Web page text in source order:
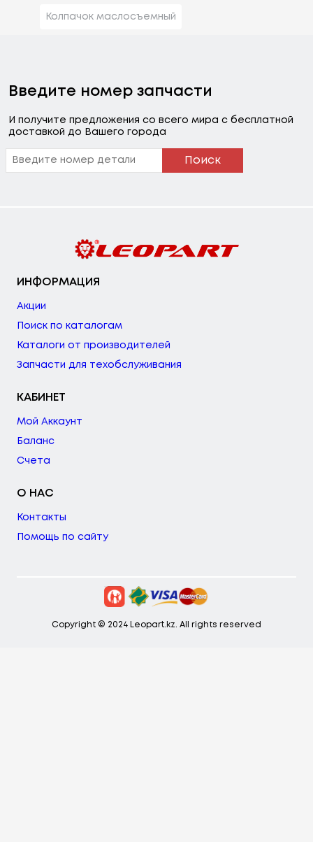
Колпачок маслосъемный
Введите номер запчасти
И получите предложения со всего мира с бесплатной
доставкой до Вашего города
Поиск
ИНФОРМАЦИЯ
Акции
Поиск по каталогам
Каталоги от производителей
Запчасти для техобслуживания
КАБИНЕТ
Мой Аккаунт
Баланс
Счета
О НАС
Контакты
Помощь по сайту
Copyright © 2024 Leopart.kz. All rights reserved